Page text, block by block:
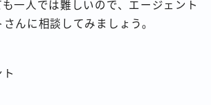
一人では難しいので、エージェント
んに相談してみましょう。